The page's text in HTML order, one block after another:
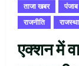
ताजा खबर
पंजाब
राजनीति
एक्शन में